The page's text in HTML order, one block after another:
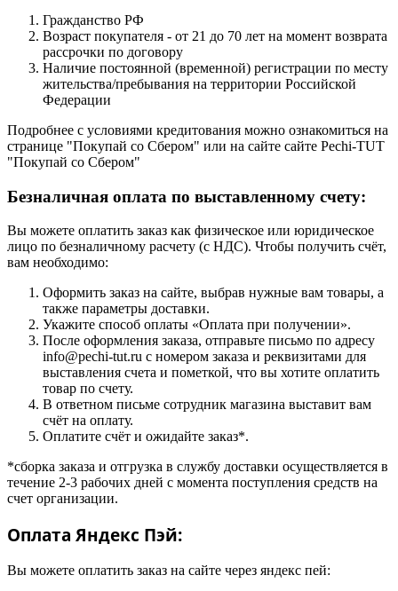
Гражданство РФ
Возраст покупателя - от 21 до 70 лет на момент возврата
рассрочки по договору
Наличие постоянной (временной) регистрации по месту
жительства/пребывания на территории Российской
Федерации
Подробнее с условиями кредитования можно ознакомиться на
странице "Покупай со Сбером" или на сайте сайте Pechi-TUT
"Покупай со Сбером"
Безналичная оплата по выставленному счету:
Вы можете оплатить заказ как физическое или юридическое
лицо по безналичному расчету (с НДС). Чтобы получить счёт,
вам необходимо:
Оформить заказ на сайте, выбрав нужные вам товары, а
также параметры доставки.
Укажите способ оплаты «Оплата при получении».
После оформления заказа, отправьте письмо по адресу
info@pechi-tut.ru с номером заказа и реквизитами для
выставления счета и пометкой, что вы хотите оплатить
товар по счету.
В ответном письме сотрудник магазина выставит вам
счёт на оплату.
Оплатите счёт и ожидайте заказ*.
*сборка заказа и отгрузка в службу доставки осуществляется в
течение 2-3 рабочих дней с момента поступления средств на
счет организации.
Оплата Яндекс Пэй:
Вы можете оплатить заказ на сайте через яндекс пей: